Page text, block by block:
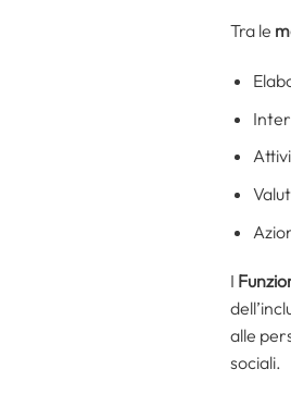
Tra le
I
alle
sociali.